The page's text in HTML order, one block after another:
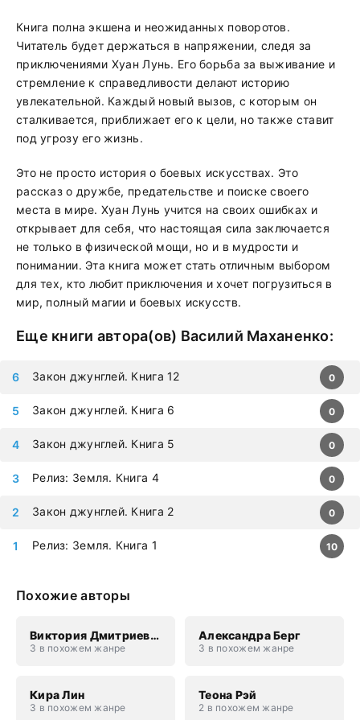
Книга полна экшена и неожиданных поворотов.
Читатель будет держаться в напряжении, следя за
приключениями Хуан Лунь. Его борьба за выживание и
стремление к справедливости делают историю
увлекательной. Каждый новый вызов, с которым он
сталкивается, приближает его к цели, но также ставит
под угрозу его жизнь.
Это не просто история о боевых искусствах. Это
рассказ о дружбе, предательстве и поиске своего
места в мире. Хуан Лунь учится на своих ошибках и
открывает для себя, что настоящая сила заключается
не только в физической мощи, но и в мудрости и
понимании. Эта книга может стать отличным выбором
для тех, кто любит приключения и хочет погрузиться в
мир, полный магии и боевых искусств.
Еще книги автора(ов) Василий Маханенко:
Релиз: Земля. Книга 1 10
Закон джунглей. Книга 2 0
Релиз: Земля. Книга 4 0
Закон джунглей. Книга 5 0
Закон джунглей. Книга 6 0
Закон джунглей. Книга 12 0
Похожие авторы
Виктория Дмитриевна Свободина
3 в похожем жанре
Александра Берг
3 в похожем жанре
Кира Лин
3 в похожем жанре
Теона Рэй
2 в похожем жанре